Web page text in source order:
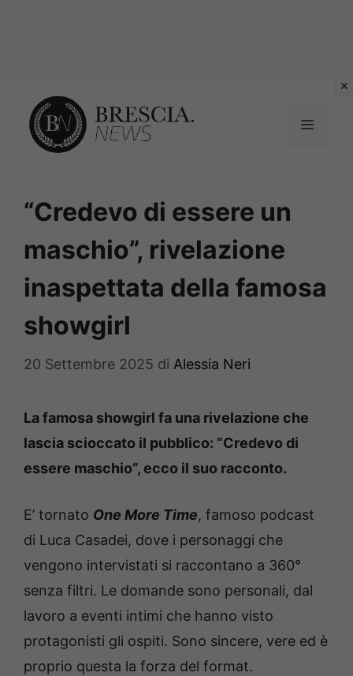
contenuto
MENU
“Credevo di essere un
maschio”, rivelazione
inaspettata della famosa
showgirl
20 Settembre 2025 di Alessia Neri
La famosa showgirl fa una rivelazione che
lascia scioccato il pubblico: “Credevo di
essere maschio”, ecco il suo racconto.
E’ tornato One More Time, famoso podcast
di Luca Casadei, dove i personaggi che
vengono intervistati si raccontano a 360°
senza filtri. Le domande sono personali, dal
lavoro a eventi intimi che hanno visto
protagonisti gli ospiti. Sono sincere, vere ed è
proprio questa la forza del format.